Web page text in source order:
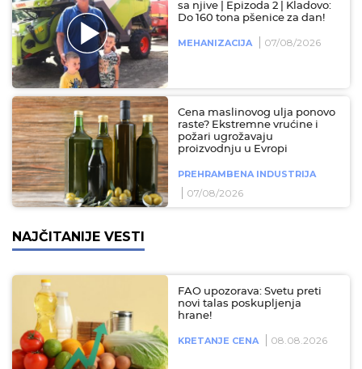
sa njive | Epizoda 2 | Kladovo:
Do 160 tona pšenice za dan!
MEHANIZACIJA 07/08/2026
Cena maslinovog ulja ponovo
raste? Ekstremne vrućine i
požari ugrožavaju
proizvodnju u Evropi
PREHRAMBENA INDUSTRIJA
07/08/2026
NAJČITANIJE VESTI
FAO upozorava: Svetu preti
novi talas poskupljenja
hrane!
KRETANJE CENA 08.08.2026